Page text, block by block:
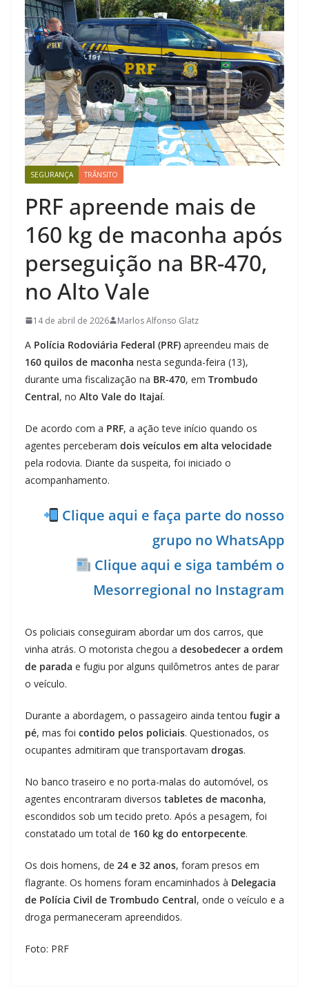
SEGURANÇA TRÂNSITO
PRF apreende mais de
160 kg de maconha após
perseguição na BR-470,
no Alto Vale
14 de abril de 2026 Marlos Alfonso Glatz
A Polícia Rodoviária Federal (PRF) apreendeu mais de
160 quilos de maconha nesta segunda-feira (13),
durante uma fiscalização na BR-470, em Trombudo
Central, no Alto Vale do Itajaí.
De acordo com a PRF, a ação teve início quando os
agentes perceberam dois veículos em alta velocidade
pela rodovia. Diante da suspeita, foi iniciado o
acompanhamento.
Clique aqui e faça parte do nosso
grupo no WhatsApp
Clique aqui e siga também o
Mesorregional no Instagram
Os policiais conseguiram abordar um dos carros, que
vinha atrás. O motorista chegou a desobedecer a ordem
de parada e fugiu por alguns quilômetros antes de parar
o veículo.
Durante a abordagem, o passageiro ainda tentou fugir a
pé, mas foi contido pelos policiais. Questionados, os
ocupantes admitiram que transportavam drogas.
No banco traseiro e no porta-malas do automóvel, os
agentes encontraram diversos tabletes de maconha,
escondidos sob um tecido preto. Após a pesagem, foi
constatado um total de 160 kg do entorpecente.
Os dois homens, de 24 e 32 anos, foram presos em
flagrante. Os homens foram encaminhados à Delegacia
de Polícia Civil de Trombudo Central, onde o veículo e a
droga permaneceram apreendidos.
Foto: PRF